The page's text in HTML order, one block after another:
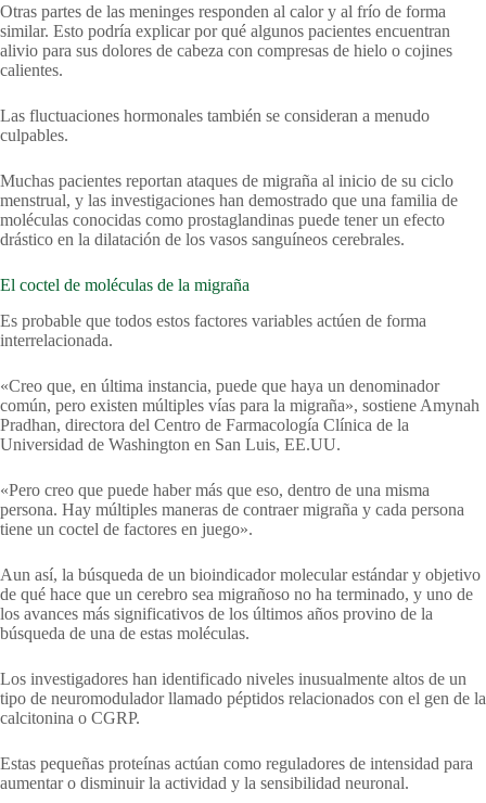
Otras partes de las meninges responden al calor y al frío de forma
similar. Esto podría explicar por qué algunos pacientes encuentran
alivio para sus dolores de cabeza con compresas de hielo o cojines
calientes.
Las fluctuaciones hormonales también se consideran a menudo
culpables.
Muchas pacientes reportan ataques de migraña al inicio de su ciclo
menstrual, y las investigaciones han demostrado que una familia de
moléculas conocidas como prostaglandinas puede tener un efecto
drástico en la dilatación de los vasos sanguíneos cerebrales.
El coctel de moléculas de la migraña
Es probable que todos estos factores variables actúen de forma
interrelacionada.
«Creo que, en última instancia, puede que haya un denominador
común, pero existen múltiples vías para la migraña», sostiene Amynah
Pradhan, directora del Centro de Farmacología Clínica de la
Universidad de Washington en San Luis, EE.UU.
«Pero creo que puede haber más que eso, dentro de una misma
persona. Hay múltiples maneras de contraer migraña y cada persona
tiene un coctel de factores en juego».
Aun así, la búsqueda de un bioindicador molecular estándar y objetivo
de qué hace que un cerebro sea migrañoso no ha terminado, y uno de
los avances más significativos de los últimos años provino de la
búsqueda de una de estas moléculas.
Los investigadores han identificado niveles inusualmente altos de un
tipo de neuromodulador llamado péptidos relacionados con el gen de la
calcitonina o CGRP.
Estas pequeñas proteínas actúan como reguladores de intensidad para
aumentar o disminuir la actividad y la sensibilidad neuronal.